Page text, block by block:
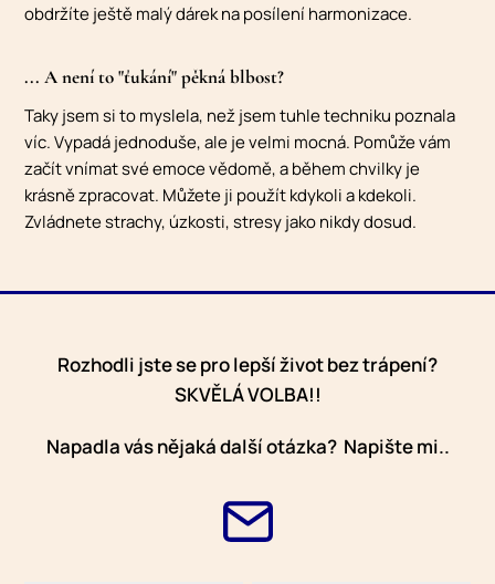
obdržíte ještě malý dárek na posílení harmonizace.
... A není to "ťukání" pěkná blbost?
Taky jsem si to myslela, než jsem tuhle techniku poznala
víc. Vypadá jednoduše, ale je velmi mocná. Pomůže vám
začít vnímat své emoce vědomě, a během chvilky je
krásně zpracovat. Můžete ji použít kdykoli a kdekoli.
Zvládnete strachy, úzkosti, stresy jako nikdy dosud.
Rozhodli jste se pro lepší život bez trápení?
SKVĚLÁ VOLBA!!
Napadla vás nějaká další otázka? Napište mi..